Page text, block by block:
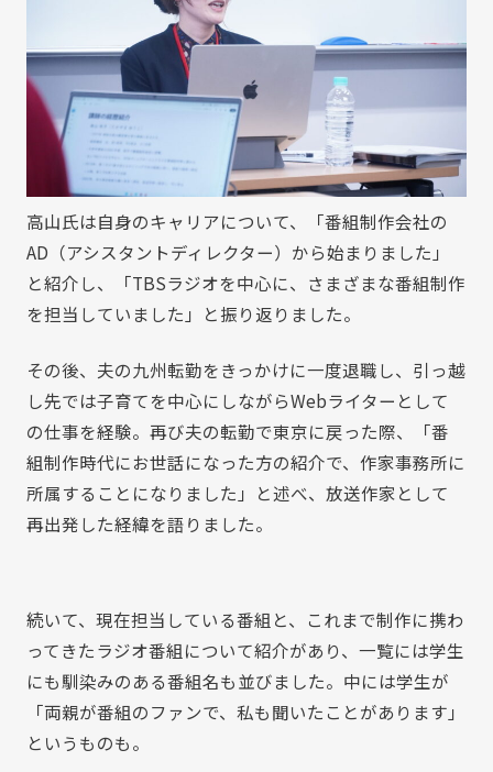
高山氏は自身のキャリアについて、「番組制作会社の
AD（アシスタントディレクター）から始まりました」
と紹介し、「TBSラジオを中心に、さまざまな番組制作
を担当していました」と振り返りました。
その後、夫の九州転勤をきっかけに一度退職し、引っ越
し先では子育てを中心にしながらWebライターとして
の仕事を経験。再び夫の転勤で東京に戻った際、「番
組制作時代にお世話になった方の紹介で、作家事務所に
所属することになりました」と述べ、放送作家として
再出発した経緯を語りました。
続いて、現在担当している番組と、これまで制作に携わ
ってきたラジオ番組について紹介があり、一覧には学生
にも馴染みのある番組名も並びました。中には学生が
「両親が番組のファンで、私も聞いたことがあります」
というものも。